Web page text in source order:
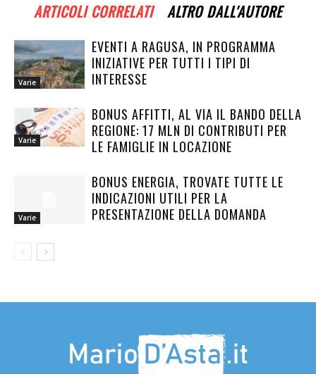
ARTICOLI CORRELATI ALTRO DALL'AUTORE
Varie
EVENTI A RAGUSA, IN PROGRAMMA
INIZIATIVE PER TUTTI I TIPI DI
INTERESSE
Varie
BONUS AFFITTI, AL VIA IL BANDO DELLA
REGIONE: 17 MLN DI CONTRIBUTI PER
LE FAMIGLIE IN LOCAZIONE
Varie
BONUS ENERGIA, TROVATE TUTTE LE
INDICAZIONI UTILI PER LA
PRESENTAZIONE DELLA DOMANDA